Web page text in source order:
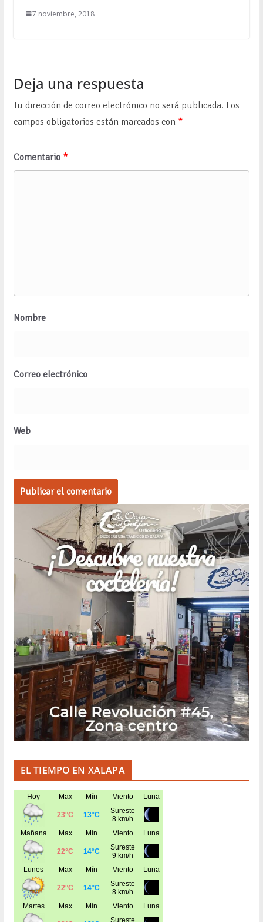
7 noviembre, 2018
Deja una respuesta
Tu dirección de correo electrónico no será publicada. Los
campos obligatorios están marcados con *
Comentario *
Nombre
Correo electrónico
Web
EL TIEMPO EN XALAPA